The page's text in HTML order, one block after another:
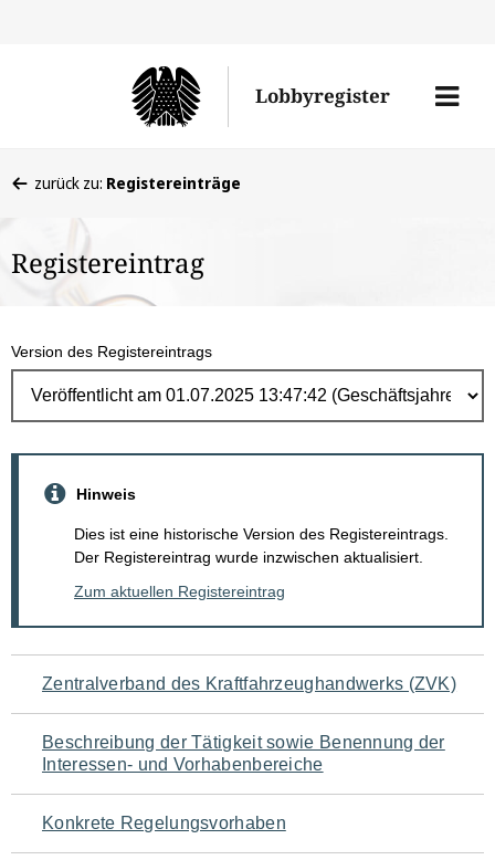
Lobbyregister
Menü
befinden
hier:
zurück zu: Registereinträge
Registereintrag
Version des Registereintrags
Hinweis
Dies ist eine historische Version des Registereintrags.
Der Registereintrag wurde inzwischen aktualisiert.
Zum aktuellen Registereintrag
Navigation
für
den
Seiteninhalt
Zentralverband des Kraftfahrzeughandwerks (ZVK)
Beschreibung der Tätigkeit sowie Benennung der
Interessen- und Vorhabenbereiche
Konkrete Regelungsvorhaben